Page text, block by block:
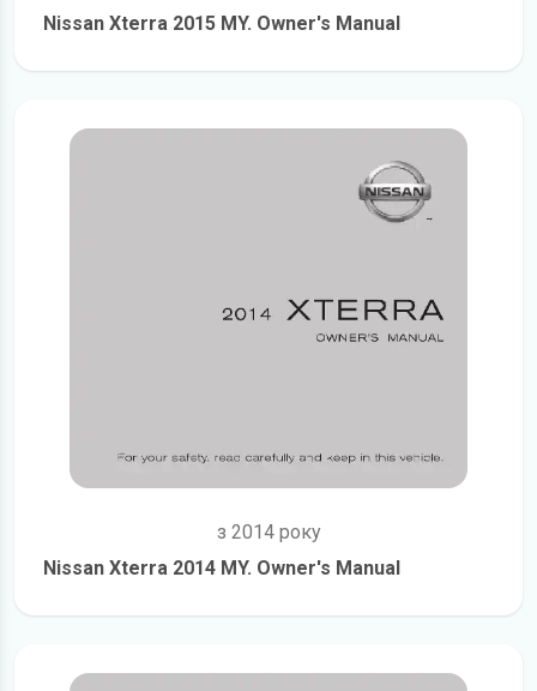
Nissan Xterra 2015 MY. Owner's Manual
з 2014 року
Nissan Xterra 2014 MY. Owner's Manual